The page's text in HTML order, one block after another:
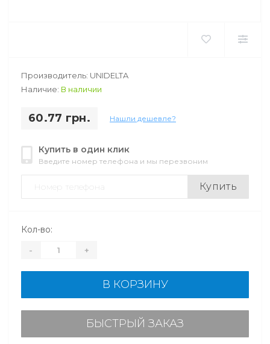
Производитель: UNIDELTA
Наличие: В наличии
60.77 грн. Нашли дешевле?
Купить в один клик
Введите номер телефона и мы перезвоним
Купить
Кол-во:
- +
В КОРЗИНУ
БЫСТРЫЙ ЗАКАЗ